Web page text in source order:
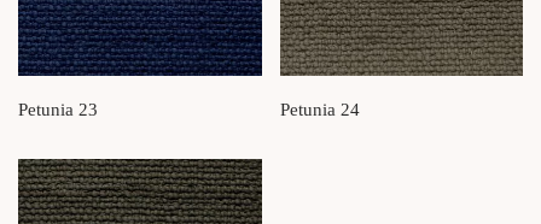
Petunia 23 Petunia 24